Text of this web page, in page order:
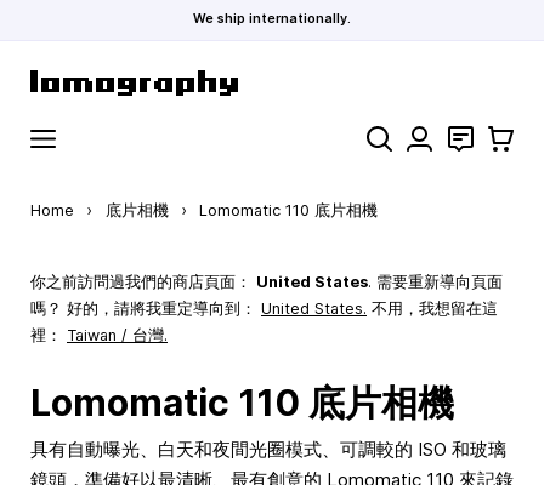
We ship internationally.
Search 聯絡 購物車
Home › 底片相機 › Lomomatic 110 底片相機
你之前訪問過我們的商店頁面： United States. 需要重新導向頁面
嗎？ 好的，請將我重定導向到： United States. 不用，我想留在這
裡： Taiwan / 台灣.
Lomomatic 110 底片相機
具有自動曝光、白天和夜間光圈模式、可調較的 ISO 和玻璃
鏡頭，準備好以最清晰、最有創意的 Lomomatic 110 來記錄